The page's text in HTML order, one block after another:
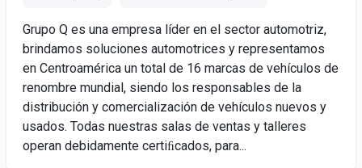
Grupo Q es una empresa líder en el sector automotriz,
brindamos soluciones automotrices y representamos
en Centroamérica un total de 16 marcas de vehículos de
renombre mundial, siendo los responsables de la
distribución y comercialización de vehículos nuevos y
usados. Todas nuestras salas de ventas y talleres
operan debidamente certiﬁcados, para...